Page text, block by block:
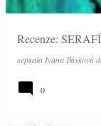
Recenze:
sepsala Ivana Pásková
0